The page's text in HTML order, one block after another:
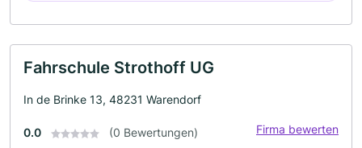
Fahrschule Strothoff UG
In de Brinke 13, 48231 Warendorf
0.0 (0 Bewertungen) Firma bewerten